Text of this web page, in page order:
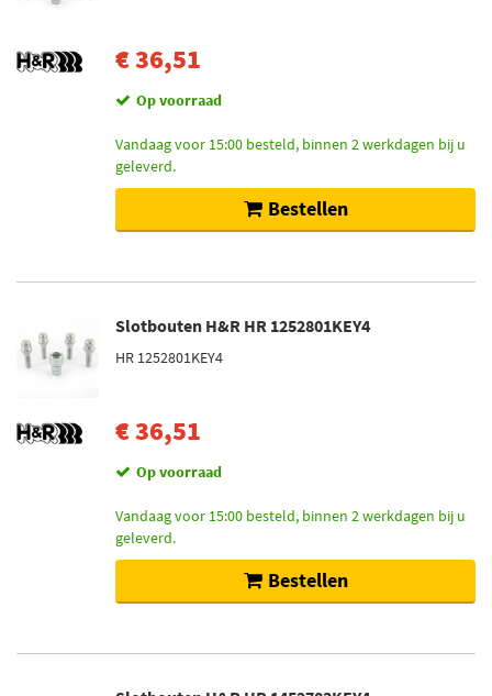
€ 36,51
Op voorraad
Vandaag voor 15:00 besteld, binnen 2 werkdagen bij u
geleverd.
Bestellen
Slotbouten H&R HR 1252801KEY4
HR 1252801KEY4
€ 36,51
Op voorraad
Vandaag voor 15:00 besteld, binnen 2 werkdagen bij u
geleverd.
Bestellen